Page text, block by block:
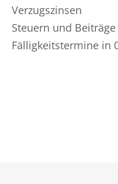
Verzugszinsen
Steuern und
Fälligkeitstermine in